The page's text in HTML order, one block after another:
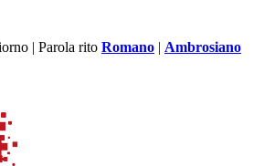
| Parola rito Romano | Ambrosiano